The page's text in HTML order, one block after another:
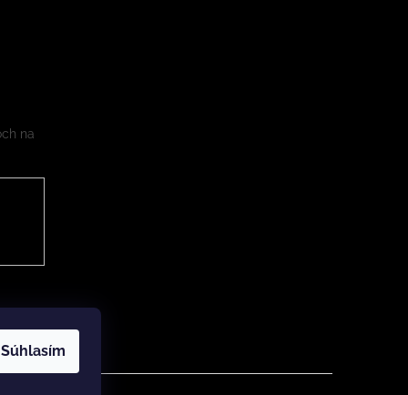
Súhlasím
na